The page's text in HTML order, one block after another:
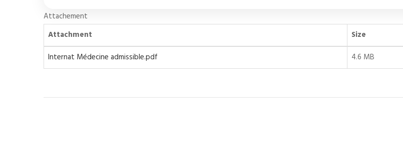
Attachement
Attachment
Size
Internat Médecine admissible.pdf
4.6 MB